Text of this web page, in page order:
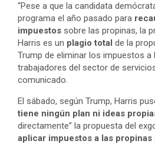
“Pese a que la candidata
programa el año pasado para
impuestos sobre las propinas, la
Harris es un plagio total de la
Trump de eliminar los impuestos a
trabajadores del sector de
comunicado.
El sábado, según Trump, Harris
tiene ningún plan ni ideas
directamente” la propuesta del
aplicar impuestos a las